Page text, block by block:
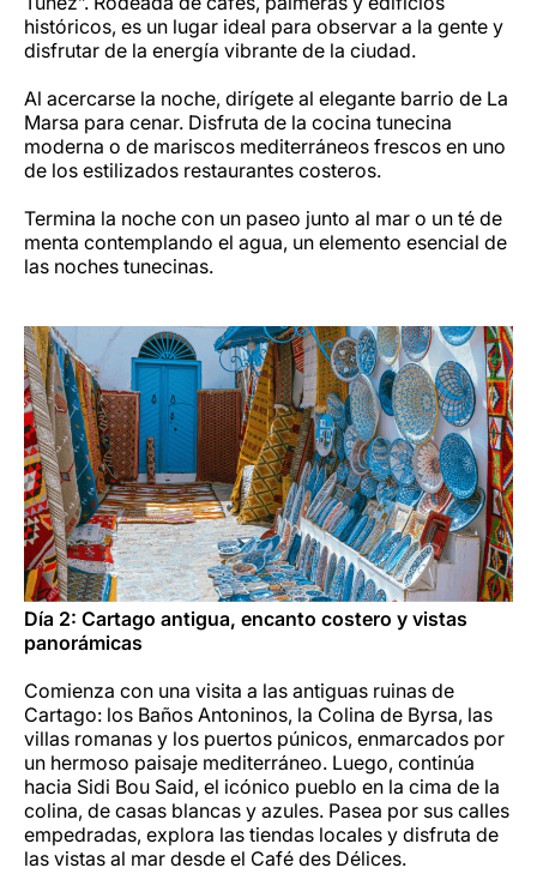
históricos, es un lugar ideal para observar a la gente y
disfrutar de la energía vibrante de la ciudad.
Al acercarse la noche, dirígete al elegante barrio de La
Marsa para cenar. Disfruta de la cocina tunecina
moderna o de mariscos mediterráneos frescos en uno
de los estilizados restaurantes costeros.
Termina la noche con un paseo junto al mar o un té de
menta contemplando el agua, un elemento esencial de
las noches tunecinas.
Día 2: Cartago antigua, encanto costero y vistas
panorámicas
Comienza con una visita a las antiguas ruinas de
Cartago: los Baños Antoninos, la Colina de Byrsa, las
villas romanas y los puertos púnicos, enmarcados por
un hermoso paisaje mediterráneo. Luego, continúa
hacia Sidi Bou Said, el icónico pueblo en la cima de la
colina, de casas blancas y azules. Pasea por sus calles
empedradas, explora las tiendas locales y disfruta de
las vistas al mar desde el Café des Délices.